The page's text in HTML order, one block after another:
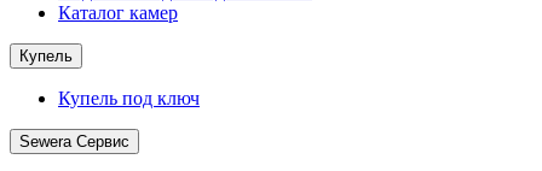
Каталог камер
Купель
Купель под ключ
Sewera Сервис